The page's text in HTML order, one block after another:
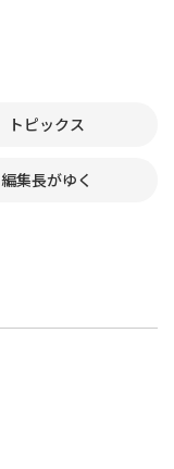
トピックス
編集長がゆく